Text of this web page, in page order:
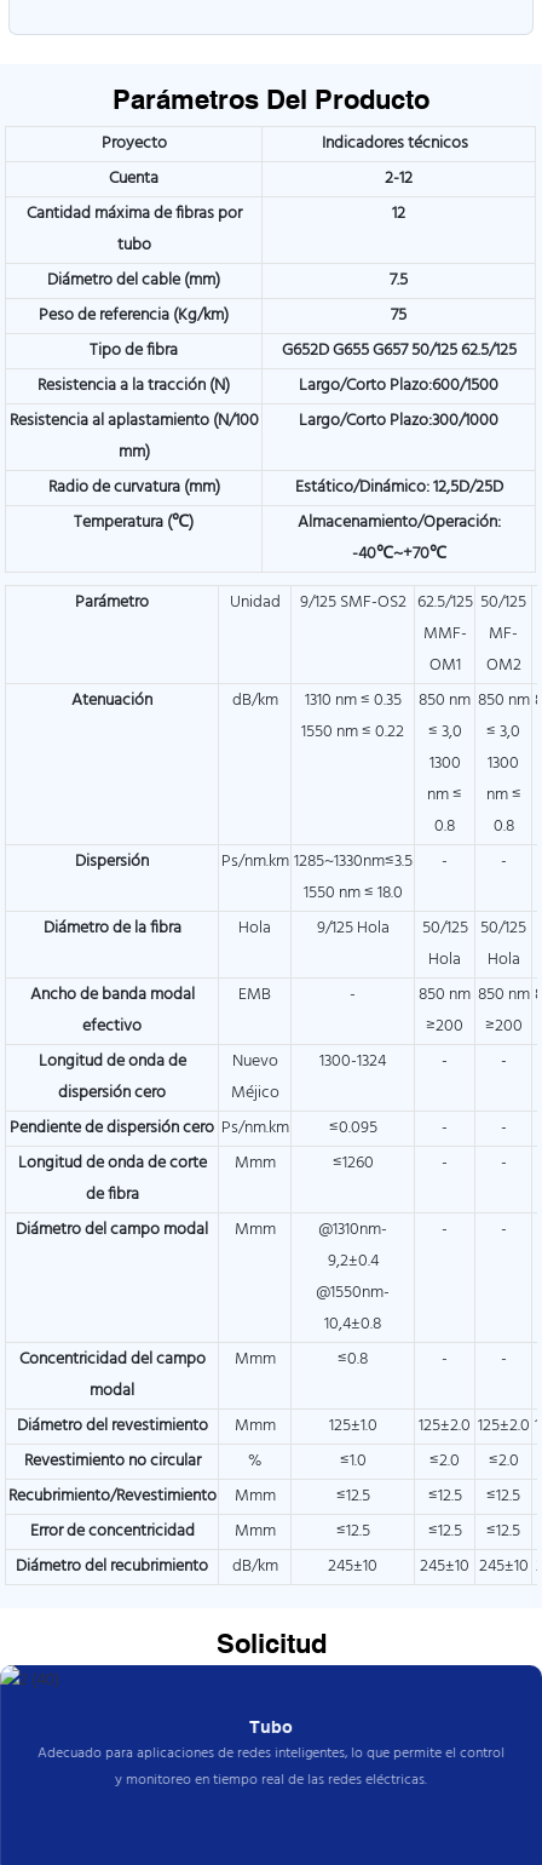
Parámetros Del Producto
Proyecto
Indicadores técnicos
Cuenta
2-12
Cantidad máxima de fibras por
tubo
12
Diámetro del cable (mm)
7.5
Peso de referencia (Kg/km)
75
Tipo de fibra
G652D G655 G657 50/125 62.5/125
Resistencia a la tracción (N)
Largo/Corto Plazo:600/1500
Resistencia al aplastamiento (N/100
mm)
Largo/Corto Plazo:300/1000
Radio de curvatura (mm)
Estático/Dinámico: 12,5D/25D
Temperatura (℃)
Almacenamiento/Operación:
-40℃~+70℃
Parámetro
Unidad 9/125 SMF-OS2 62.5/125
MMF-
OM1
50/125
MF-
OM2
Atenuación dB/km
1310 nm ≤ 0.35
1550 nm ≤ 0.22
850 nm
≤ 3,0
1300
nm ≤
0.8
850 nm
≤ 3,0
1300
nm ≤
0.8
Dispersión Ps/nm.km1285~1330nm≤3.5
1550 nm ≤ 18.0
- -
Diámetro de la fibra Hola 9/125 Hola
50/125
Hola
50/125
Hola
Ancho de banda modal
efectivo
EMB -
850 nm
≥200
850 nm
≥200
Longitud de onda de
dispersión cero
Nuevo
Méjico
1300-1324 - -
Pendiente de dispersión cero Ps/nm.km ≤0.095 -
-
Longitud de onda de corte
de fibra
Mmm ≤1260 - -
Diámetro del campo modal Mmm
@1310nm-
9,2±0.4
@1550nm-
10,4±0.8
- -
Concentricidad del campo
modal
Mmm ≤0.8 - -
Diámetro del revestimiento Mmm 125±1.0 125±2.0 125±2.0
Revestimiento no circular
% ≤1.0 ≤2.0
≤2.0
Recubrimiento/Revestimiento
Mmm ≤12.5 ≤12.5
≤12.5
Error de concentricidad
Mmm ≤12.5 ≤12.5
≤12.5
Diámetro del recubrimiento
dB/km 245±10 245±10 245±10
Solicitud
Tubo
Adecuado para aplicaciones de redes inteligentes, lo que permite el control
y monitoreo en tiempo real de las redes eléctricas.